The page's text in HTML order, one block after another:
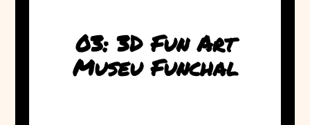
03: 3D Fun Art
Museu Funchal